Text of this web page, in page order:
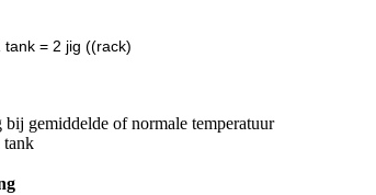
= 2 jig ((rack)
gemiddelde of normale temperatuur
tank